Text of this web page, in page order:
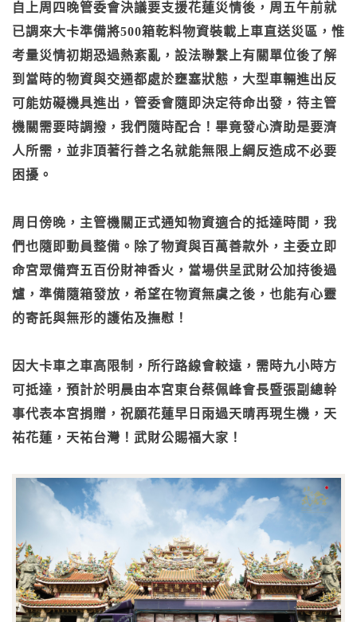
自上周四晚管委會決議要支援花蓮災情後，周五午前就
已調來大卡準備將500箱乾料物資裝載上車直送災區，惟
考量災情初期恐過熱紊亂，設法聯繫上有關單位後了解
到當時的物資與交通都處於壅塞狀態，大型車輛進出反
可能妨礙機具進出，管委會隨即決定待命出發，待主管
機關需要時調撥，我們隨時配合！畢竟發心濟助是要濟
人所需，並非頂著行善之名就能無限上綱反造成不必要
困擾。
周日傍晚，主管機關正式通知物資適合的抵達時間，我
們也隨即動員整備。除了物資與百萬善款外，主委立即
命宮眾備齊五百份財神香火，當場供呈武財公加持後過
爐，準備隨箱發放，希望在物資無虞之後，也能有心靈
的寄託與無形的護佑及撫慰！
因大卡車之車高限制，所行路線會較遠，需時九小時方
可抵達，預計於明晨由本宮東台蔡佩峰會長暨張副總幹
事代表本宮捐贈，祝願花蓮早日雨過天晴再現生機，天
祐花蓮，天祐台灣！武財公賜福大家！